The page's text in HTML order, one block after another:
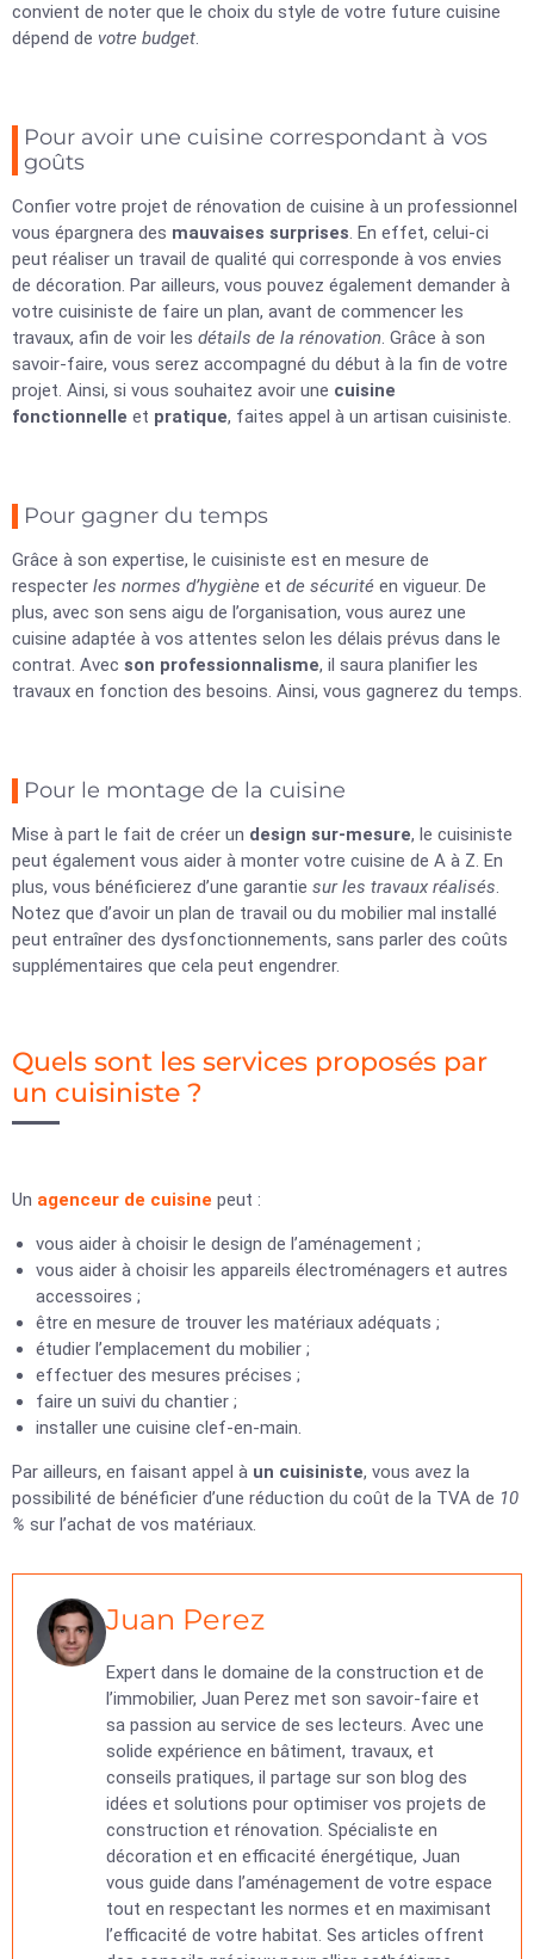
convient de noter que le choix du style de votre future cuisine
dépend de votre budget.
Pour avoir une cuisine correspondant à vos
goûts
Confier votre projet de rénovation de cuisine à un professionnel
vous épargnera des mauvaises surprises. En effet, celui-ci
peut réaliser un travail de qualité qui corresponde à vos envies
de décoration. Par ailleurs, vous pouvez également demander à
votre cuisiniste de faire un plan, avant de commencer les
travaux, afin de voir les détails de la rénovation. Grâce à son
savoir-faire, vous serez accompagné du début à la fin de votre
projet. Ainsi, si vous souhaitez avoir une cuisine
fonctionnelle et pratique, faites appel à un artisan cuisiniste.
Pour gagner du temps
Grâce à son expertise, le cuisiniste est en mesure de
respecter les normes d’hygiène et de sécurité en vigueur. De
plus, avec son sens aigu de l’organisation, vous aurez une
cuisine adaptée à vos attentes selon les délais prévus dans le
contrat. Avec son professionnalisme, il saura planifier les
travaux en fonction des besoins. Ainsi, vous gagnerez du temps.
Pour le montage de la cuisine
Mise à part le fait de créer un design sur-mesure, le cuisiniste
peut également vous aider à monter votre cuisine de A à Z. En
plus, vous bénéficierez d’une garantie sur les travaux réalisés.
Notez que d’avoir un plan de travail ou du mobilier mal installé
peut entraîner des dysfonctionnements, sans parler des coûts
supplémentaires que cela peut engendrer.
Quels sont les services proposés par
un cuisiniste ?
Un agenceur de cuisine peut :
vous aider à choisir le design de l’aménagement ;
vous aider à choisir les appareils électroménagers et autres
accessoires ;
être en mesure de trouver les matériaux adéquats ;
étudier l’emplacement du mobilier ;
effectuer des mesures précises ;
faire un suivi du chantier ;
installer une cuisine clef-en-main.
Par ailleurs, en faisant appel à un cuisiniste, vous avez la
possibilité de bénéficier d’une réduction du coût de la TVA de 10
% sur l’achat de vos matériaux.
Juan Perez
Expert dans le domaine de la construction et de
l’immobilier, Juan Perez met son savoir-faire et
sa passion au service de ses lecteurs. Avec une
solide expérience en bâtiment, travaux, et
conseils pratiques, il partage sur son blog des
idées et solutions pour optimiser vos projets de
construction et rénovation. Spécialiste en
décoration et en efficacité énergétique, Juan
vous guide dans l’aménagement de votre espace
tout en respectant les normes et en maximisant
l’efficacité de votre habitat. Ses articles offrent